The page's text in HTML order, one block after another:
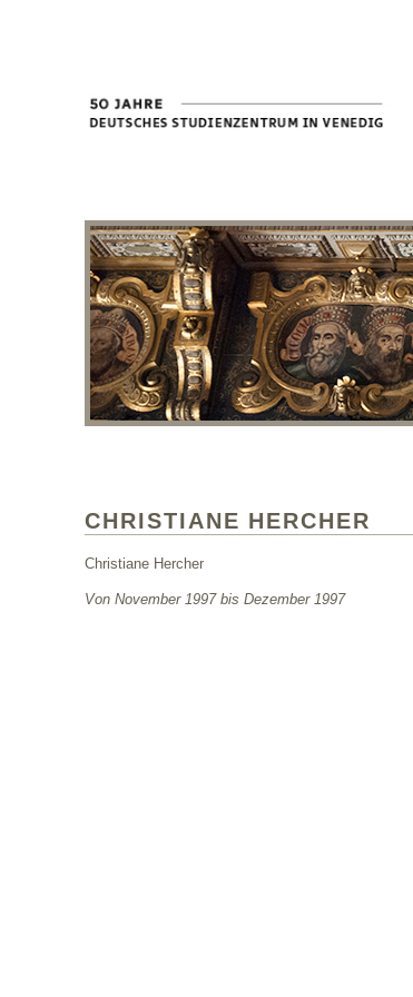
CHRISTIANE HERCHER
Christiane Hercher
Von November 1997 bis Dezember 1997